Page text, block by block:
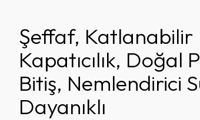
Şeffaf, Katlanabilir
Kapatıcılık, Doğal
Bitiş, Nemlendirici
Dayanıklı